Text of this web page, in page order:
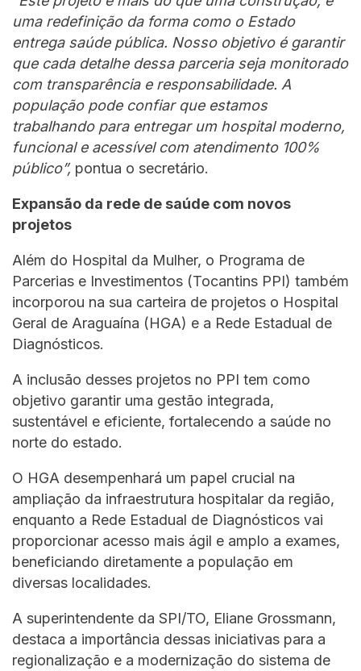
uma redefinição da forma como o Estado
entrega saúde pública. Nosso objetivo é garantir
que cada detalhe dessa parceria seja monitorado
com transparência e responsabilidade. A
população pode confiar que estamos
trabalhando para entregar um hospital moderno,
funcional e acessível com atendimento 100%
público”, pontua o secretário.
Expansão da rede de saúde com novos
projetos
Além do Hospital da Mulher, o Programa de
Parcerias e Investimentos (Tocantins PPI) também
incorporou na sua carteira de projetos o Hospital
Geral de Araguaína (HGA) e a Rede Estadual de
Diagnósticos.
A inclusão desses projetos no PPI tem como
objetivo garantir uma gestão integrada,
sustentável e eficiente, fortalecendo a saúde no
norte do estado.
O HGA desempenhará um papel crucial na
ampliação da infraestrutura hospitalar da região,
enquanto a Rede Estadual de Diagnósticos vai
proporcionar acesso mais ágil e amplo a exames,
beneficiando diretamente a população em
diversas localidades.
A superintendente da SPI/TO, Eliane Grossmann,
destaca a importância dessas iniciativas para a
regionalização e a modernização do sistema de